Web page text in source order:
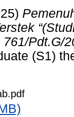
Pdt.G/
(S1)